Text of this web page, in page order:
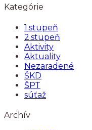
Kategórie
1.stupeň
2.stupeň
Aktivity
Aktuality
Nezaradené
ŠKD
ŠPT
súťaž
Archív